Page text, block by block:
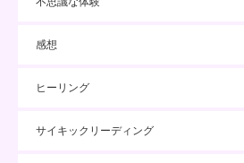
感想
ヒーリング
サイキックリーディング